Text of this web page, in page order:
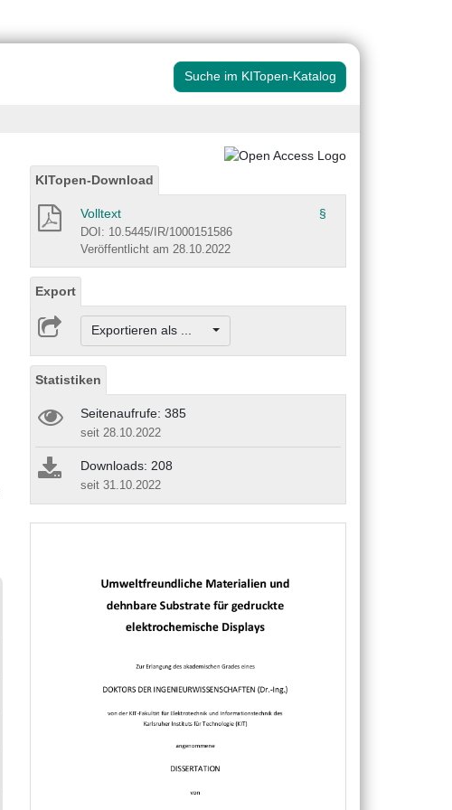
Suche im KITopen-Katalog
KITopen-Download
Volltext §
DOI: 10.5445/IR/1000151586
Veröffentlicht am 28.10.2022
Export
Exportieren als ...
Statistiken
Seitenaufrufe: 385
seit 28.10.2022
Downloads: 208
seit 31.10.2022